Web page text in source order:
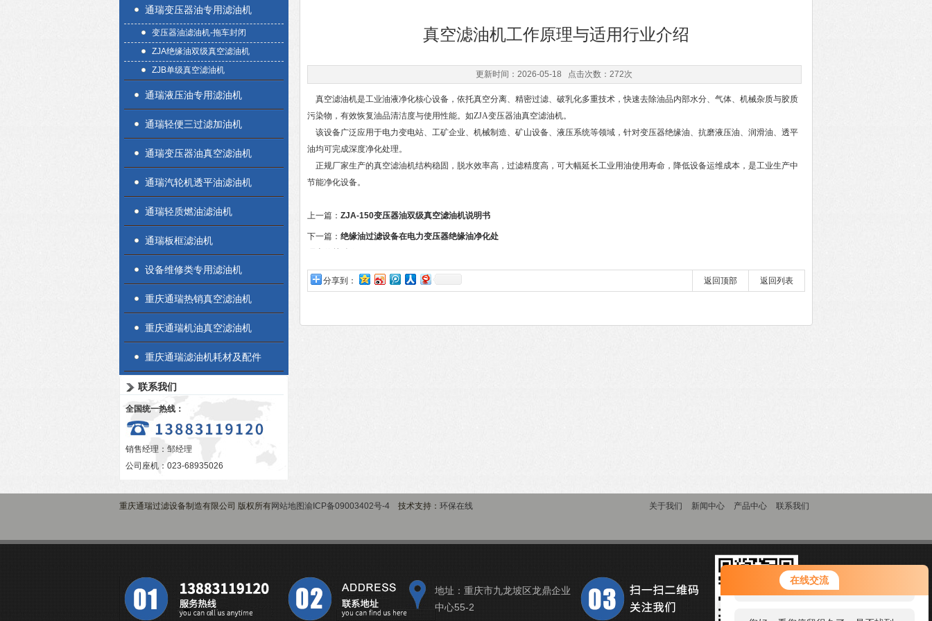
在线交流
您好！欢迎前来咨询，很高兴为您
服务，请问您要咨询什么问题呢？
通瑞变压器油专用滤油机
变压器油滤油机-拖车封闭
ZJA绝缘油双级真空滤油机
ZJB单级真空滤油机
通瑞液压油专用滤油机
通瑞轻便三过滤加油机
通瑞变压器油真空滤油机
通瑞汽轮机透平油滤油机
通瑞轻质燃油滤油机
通瑞板框滤油机
设备维修类专用滤油机
重庆通瑞热销真空滤油机
重庆通瑞机油真空滤油机
重庆通瑞滤油机耗材及配件
联系我们
全国统一热线：
销售经理：邹经理
公司座机：023-68935026
真空滤油机工作原理与适用行业介绍
更新时间：2026-05-18 点击次数：272次
真空滤油机是工业油液净化核心设备，依托真空分离、精密过滤、破乳化多重技术，快速去除油品内部水分、气体、机械杂质与胶质
污染物，有效恢复油品清洁度与使用性能。如ZJA变压器油真空滤油机。
该设备广泛应用于电力变电站、工矿企业、机械制造、矿山设备、液压系统等领域，针对变压器绝缘油、抗磨液压油、润滑油、透平
油均可完成深度净化处理。
正规厂家生产的真空滤油机结构稳固，脱水效率高，过滤精度高，可大幅延长工业用油使用寿命，降低设备运维成本，是工业生产中
节能净化设备。
上一篇： ZJA-150变压器油双级真空滤油机说明书
下一篇： 绝缘油过滤设备在电力变压器绝缘油净化处
分享到： 返回列表
返回顶部
重庆通瑞过滤设备制造有限公司 版权所有网站地图渝ICP备09003402号-4 技术支持： 环保在线 关于我们 新闻中心 产品中心 联系我们
地址：重庆市九龙坡区龙鼎企业
中心55-2